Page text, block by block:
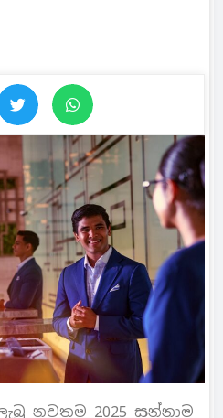
නවතම 2025 සන්නාම